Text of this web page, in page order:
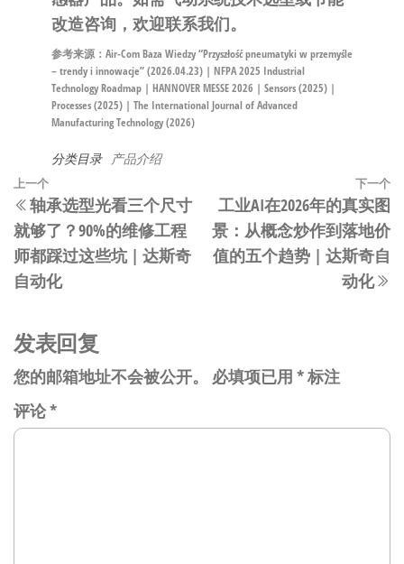
改造咨询，欢迎联系我们。
参考来源：Air-Com Baza Wiedzy “Przyszłość pneumatyki w przemyśle
– trendy i innowacje” (2026.04.23) | NFPA 2025 Industrial
Technology Roadmap | HANNOVER MESSE 2026 | Sensors (2025) |
Processes (2025) | The International Journal of Advanced
Manufacturing Technology (2026)
分类目录 产品介绍
文
章
导
航
上
一
篇
文
章
上一个
轴承选型光看三个尺寸
就够了？90%的维修工程
师都踩过这些坑 | 达斯奇
自动化
下一个
工业AI在2026年的真实图
景：从概念炒作到落地价
值的五个趋势 | 达斯奇自
动化
发表回复
您的邮箱地址不会被公开。 必填项已用 *标注
评论*